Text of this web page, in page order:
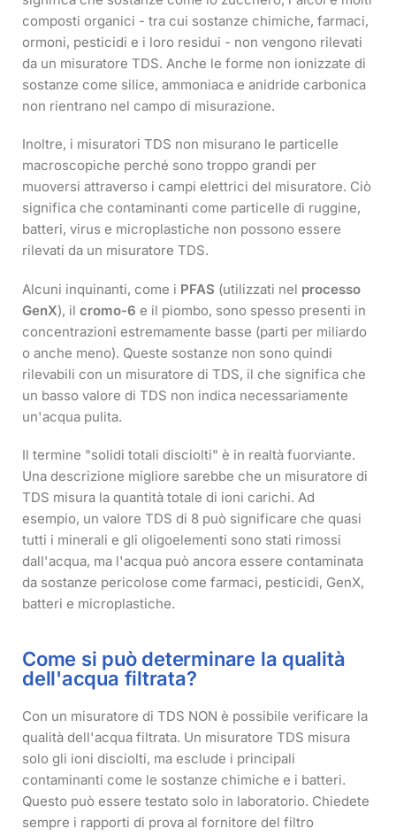
composti organici - tra cui sostanze chimiche, farmaci,
ormoni, pesticidi e i loro residui - non vengono rilevati
da un misuratore TDS. Anche le forme non ionizzate di
sostanze come silice, ammoniaca e anidride carbonica
non rientrano nel campo di misurazione.
Inoltre, i misuratori TDS non misurano le particelle
macroscopiche perché sono troppo grandi per
muoversi attraverso i campi elettrici del misuratore. Ciò
significa che contaminanti come particelle di ruggine,
batteri, virus e microplastiche non possono essere
rilevati da un misuratore TDS.
Alcuni inquinanti, come i PFAS (utilizzati nel processo
GenX), il cromo-6 e il piombo, sono spesso presenti in
concentrazioni estremamente basse (parti per miliardo
o anche meno). Queste sostanze non sono quindi
rilevabili con un misuratore di TDS, il che significa che
un basso valore di TDS non indica necessariamente
un'acqua pulita.
Il termine "solidi totali disciolti" è in realtà fuorviante.
Una descrizione migliore sarebbe che un misuratore di
TDS misura la quantità totale di ioni carichi. Ad
esempio, un valore TDS di 8 può significare che quasi
tutti i minerali e gli oligoelementi sono stati rimossi
dall'acqua, ma l'acqua può ancora essere contaminata
da sostanze pericolose come farmaci, pesticidi, GenX,
batteri e microplastiche.
Come si può determinare la qualità
dell'acqua filtrata?
Con un misuratore di TDS NON è possibile verificare la
qualità dell'acqua filtrata. Un misuratore TDS misura
solo gli ioni disciolti, ma esclude i principali
contaminanti come le sostanze chimiche e i batteri.
Questo può essere testato solo in laboratorio. Chiedete
sempre i rapporti di prova al fornitore del filtro